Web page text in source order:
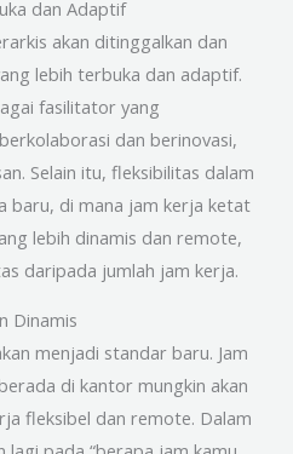
dan Adaptif
akan ditinggalkan dan
lebih terbuka dan adaptif.
fasilitator yang
dan berinovasi,
Selain itu, fleksibilitas dalam
baru, di mana jam kerja ketat
lebih dinamis dan remote,
daripada jumlah jam kerja.
Dinamis
menjadi standar baru. Jam
di kantor mungkin akan
fleksibel dan remote. Dalam